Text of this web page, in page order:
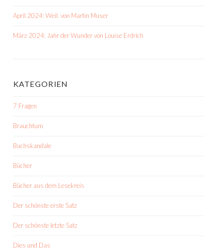
April 2024: Weil. von Martin Muser
März 2024: Jahr der Wunder von Louise Erdrich
KATEGORIEN
7 Fragen
Brauchtum
Buchskandale
Bücher
Bücher aus dem Lesekreis
Der schönste erste Satz
Der schönste letzte Satz
Dies und Das